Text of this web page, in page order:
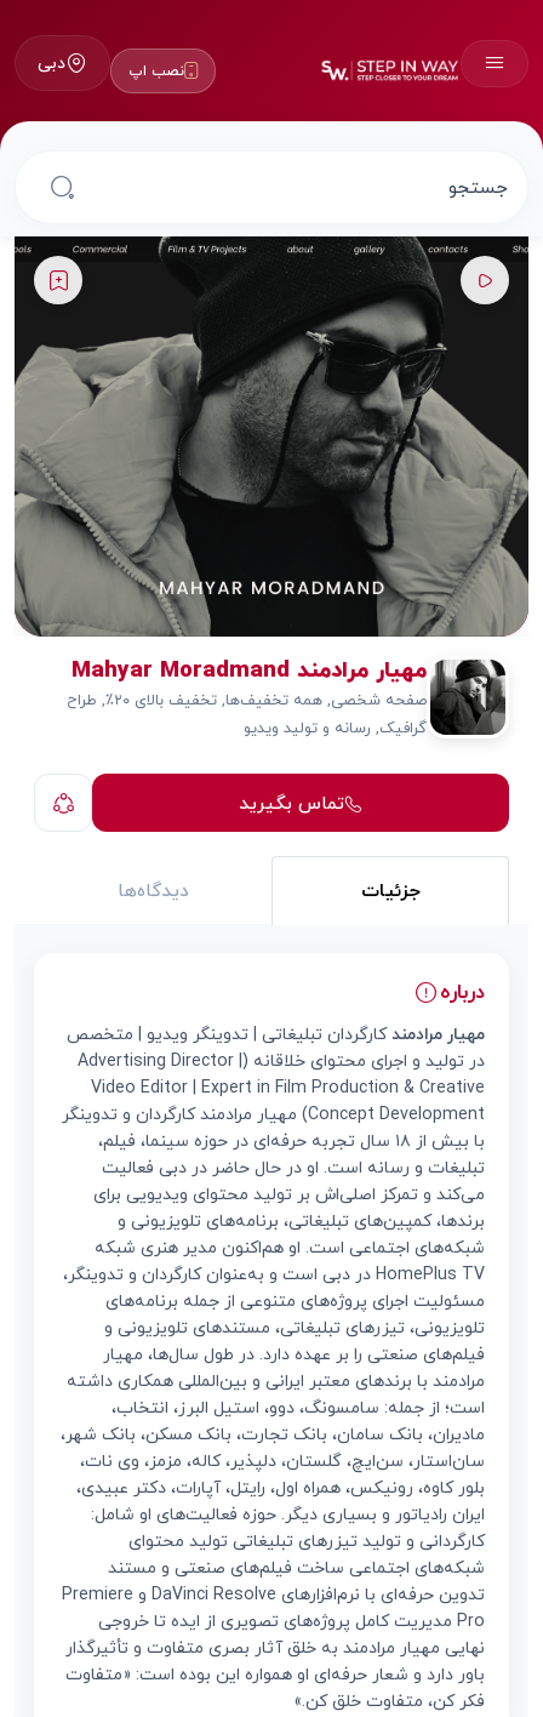
نصب اپ دبی
مهیار مرادمند Mahyar Moradmand
صفحه شخصی, همه تخفیف‌ها, تخفیف بالای ۲۰٪, طراح
گرافیک, رسانه و تولید ویدیو
تماس بگیرید
جزئیات دیدگاه‌ها
درباره
مهیار مرادمندکارگردان تبلیغاتی | تدوینگر ویدیو | متخصص
در تولید و اجرای محتوای خلاقانه (Advertising Director |
Video Editor | Expert in Film Production & Creative
Concept Development) مهیار مرادمند کارگردان و تدوینگر
با بیش از ۱۸ سال تجربه حرفه‌ای در حوزه سینما، فیلم،
تبلیغات و رسانه است. او در حال حاضر در دبی فعالیت
می‌کند و تمرکز اصلی‌اش بر تولید محتوای ویدیویی برای
برندها، کمپین‌های تبلیغاتی، برنامه‌های تلویزیونی و
شبکه‌های اجتماعی است. او هم‌اکنون مدیر هنری شبکه
HomePlus TV در دبی است و به‌عنوان کارگردان و تدوینگر،
مسئولیت اجرای پروژه‌های متنوعی از جمله برنامه‌های
تلویزیونی، تیزرهای تبلیغاتی، مستندهای تلویزیونی و
فیلم‌های صنعتی را بر عهده دارد. در طول سال‌ها، مهیار
مرادمند با برندهای معتبر ایرانی و بین‌المللی همکاری داشته
است؛ از جمله: سامسونگ، دوو، استیل البرز، انتخاب،
مادیران، بانک سامان، بانک تجارت، بانک مسکن، بانک شهر،
سان‌استار، سن‌ایچ، گلستان، دلپذیر، کاله، مزمز، وی نات،
بلور کاوه، رونیکس، همراه اول، رایتل، آپارات، دکتر عبیدی،
ایران رادیاتور و بسیاری دیگر. حوزه فعالیت‌های او شامل:
کارگردانی و تولید تیزرهای تبلیغاتی تولید محتوای
شبکه‌های اجتماعی ساخت فیلم‌های صنعتی و مستند
تدوین حرفه‌ای با نرم‌افزارهای DaVinci Resolve و Premiere
Pro مدیریت کامل پروژه‌های تصویری از ایده تا خروجی
نهایی مهیار مرادمند به خلق آثار بصری متفاوت و تأثیرگذار
باور دارد و شعار حرفه‌ای او همواره این بوده است: «متفاوت
فکر کن، متفاوت خلق کن.»